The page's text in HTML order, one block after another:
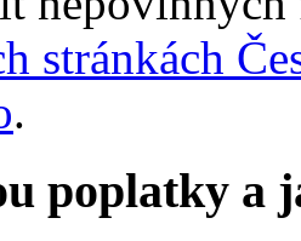
stránkách
.
poplatky a